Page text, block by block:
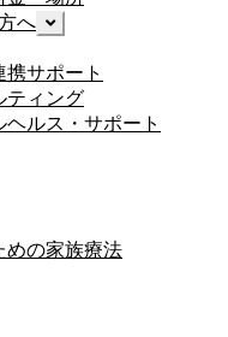
へ サ
メ
ニ
ュ
ー
サポート
ティング
ルス・サポート
めの家族療法